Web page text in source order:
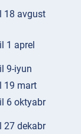
18 avgust
1 aprel
9-iyun
19 mart
6 oktyabr
27 dekabr